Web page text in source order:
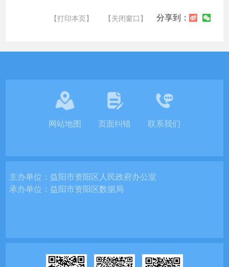
【打印本页】 【关闭窗口】 分享到：
网站地图 页面纠错 联系我们
主办单位：益阳市资阳区人民政府办公室
承办单位：益阳市资阳区数据局